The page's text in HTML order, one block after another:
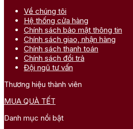
Về chúng tôi
Hệ thống cửa hàng
Chính sách bảo mật thông tin
Chính sách giao, nhận hàng
Chính sách thanh toán
Chính sách đổi trả
Đội ngũ tư vấn
Thương hiệu thành viên
MUA QUÀ TẾT
Danh mục nổi bật